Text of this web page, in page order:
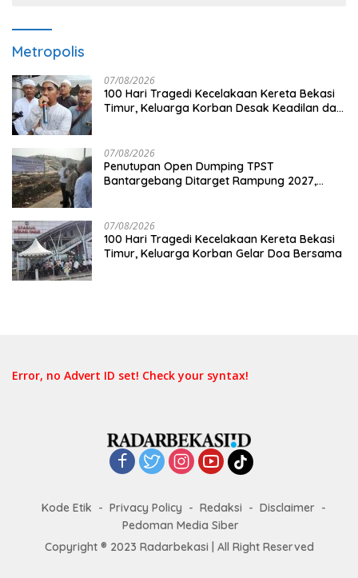
Metropolis
07/08/2026
100 Hari Tragedi Kecelakaan Kereta Bekasi
Timur, Keluarga Korban Desak Keadilan dan
07/08/2026
Penutupan Open Dumping TPST
Bantargebang Ditarget Rampung 2027,
07/08/2026
100 Hari Tragedi Kecelakaan Kereta Bekasi
Timur, Keluarga Korban Gelar Doa Bersama
Error, no Advert ID set! Check your syntax!
Kode Etik Privacy Policy Redaksi
Disclaimer
Pedoman Media Siber
Copyright ® 2023 Radarbekasi | All Right Reserved